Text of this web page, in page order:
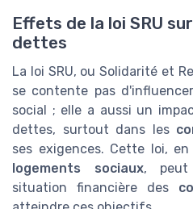
Effets de la loi SRU
dettes
La loi SRU, ou Solidarité et
se contente pas
social ; elle a aussi un
dettes, surtout dans les
ses exigences. Cette loi,
logements sociaux, peut
situation financière des